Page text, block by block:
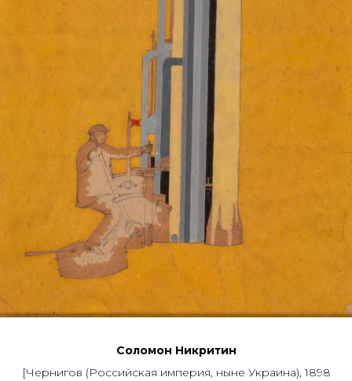
Соломон Никритин
[Чернигов (Российская империя, ныне Украина), 1898